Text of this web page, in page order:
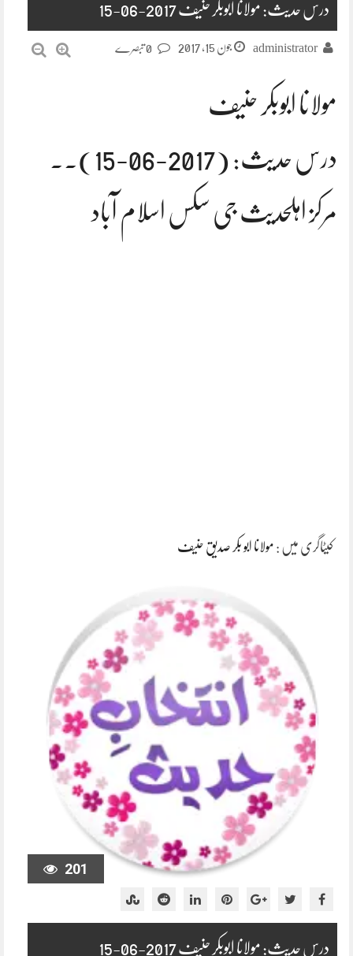
درس حدیث: مولانا ابوبکر حنیف 2017-06-15
administrator جون 15, 2017
مولانا ابوبکر حنیف
درس حدیث: (2017-06-15).۔
مرکز اہلحدیث جی سکس اسلام آباد
کیٹاگری میں : مولانا ابو بکر صدیق حنیف
201
درس حدیث: مولانا ابوبکر حنیف 2017-06-15